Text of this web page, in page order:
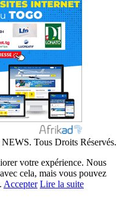
Tous Droits Réservés.
votre expérience. Nous
cela, mais vous pouvez
Accepter Lire la suite